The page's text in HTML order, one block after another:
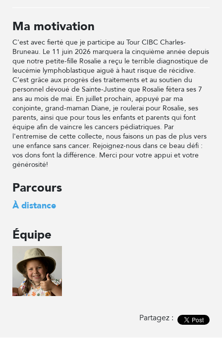
Ma motivation
C'est avec fierté que je participe au Tour CIBC Charles-
Bruneau. Le 11 juin 2026 marquera la cinquième année depuis
que notre petite-fille Rosalie a reçu le terrible diagnostique de
leucémie lymphoblastique aiguë à haut risque de récidive.
C’est grâce aux progrès des traitements et au soutien du
personnel dévoué de Sainte-Justine que Rosalie fêtera ses 7
ans au mois de mai. En juillet prochain, appuyé par ma
conjointe, grand-maman Diane, je roulerai pour Rosalie, ses
parents, ainsi que pour tous les enfants et parents qui font
équipe afin de vaincre les cancers pédiatriques. Par
l'entremise de cette collecte, nous faisons un pas de plus vers
une enfance sans cancer. Rejoignez-nous dans ce beau défi :
vos dons font la différence. Merci pour votre appui et votre
générosité!
Parcours
À distance
Équipe
Partagez :